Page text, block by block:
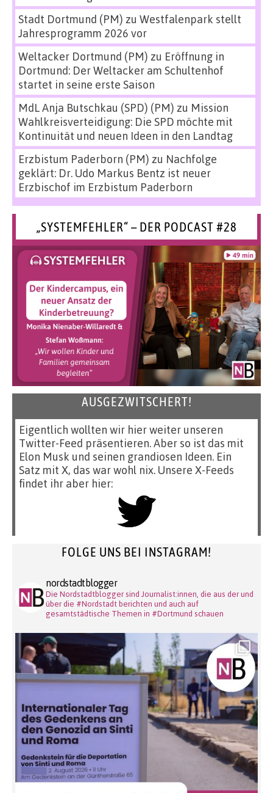
Stadt Dortmund (PM) zu Westfalenpark stellt
Jahresprogramm 2026 vor
Weltacker Dortmund (PM) zu Eröffnung in
Dortmund: Der Weltacker am Schultenhof
startet in seine erste Saison
MdL Anja Butschkau (SPD) (PM) zu Mission
Wahlkreisverteidigung: Die SPD möchte mit
Kontinuität und neuen Ideen in den Landtag
Erzbistum Paderborn (PM) zu Nachfolge
geklärt: Dr. Udo Markus Bentz ist neuer
Erzbischof im Erzbistum Paderborn
„SYSTEMFEHLER“ – DER PODCAST #28
AUSGEZWITSCHERT!
Eigentlich wollten wir hier weiter unseren
Twitter-Feed präsentieren. Aber so ist das mit
Elon Musk und seinen grandiosen Ideen. Ein
Satz mit X, das war wohl nix. Unsere X-Feeds
findet ihr aber hier:
FOLGE UNS BEI INSTAGRAM!
nordstadtblogger
Die Nordstadtblogger sind Journalist:innen, die aus der und
über die #Nordstadt berichten und auch auf
gesamtstädtische Themen in #Dortmund schauen